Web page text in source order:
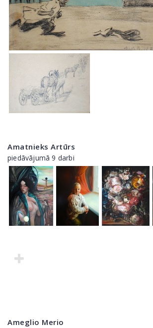
Amatnieks Artūrs
piedāvājumā 9 darbi
Ameglio Merio